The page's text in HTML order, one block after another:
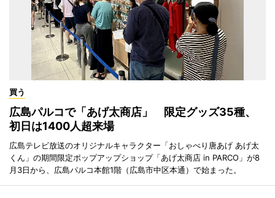
買う
広島パルコで「あげ太商店」 限定グッズ35種、
初日は1400人超来場
広島テレビ放送のオリジナルキャラクター「おしゃべり唐あげ あげ太
くん」の期間限定ポップアップショップ「あげ太商店 in PARCO」が8
月3日から、広島パルコ本館1階（広島市中区本通）で始まった。